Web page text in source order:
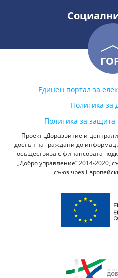
Единен портал за
Политика за
Политика за
Проект „Доразвитие и
достъп на граждани до
осъществява с финансовата
„Добро управление“ 2014-2020,
съюз чрез